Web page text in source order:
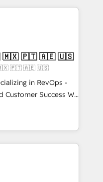
customers so
✔️Bespoke apps &
on-demand bundle services. Connect with us today!
customers.
| Mkt4edu 🇧🇷 🇲🇽 🇵🇹 🇦🇪 🇺🇸
🇲🇽 🇵🇹 🇦🇪 🇺🇸
in RevOps -
Success We
for companies
marketing, sales,
utilizing RevOps
largest HubSpot